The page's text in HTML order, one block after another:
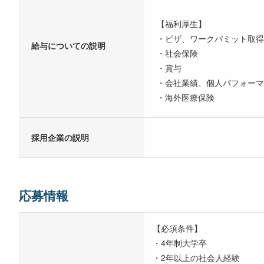
給与についての説明
【福利厚生】
・ビザ、ワークパミット取得
・社会保険
・賞与
・会社業績、個人パフォー
・海外医療保険
採用企業の説明
応募情報
【必須条件】
・4年制大学卒
・2年以上の社会人経験